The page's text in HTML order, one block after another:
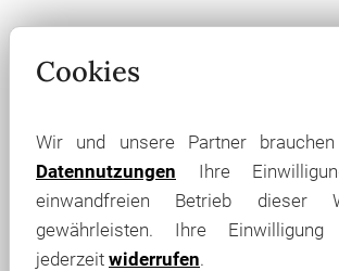
Lage
Gröden ist eine
etwa fünfzig Kilometer
sächsischen Landeshauptstadt
Gemeinde untergliedert
sogenannte Oberdorf, welches
Cookies
Wir und unsere Partner
Datennutzungen Ihre
einwandfreien Betrieb dieser
gewährleisten. Ihre
jederzeit widerrufen.